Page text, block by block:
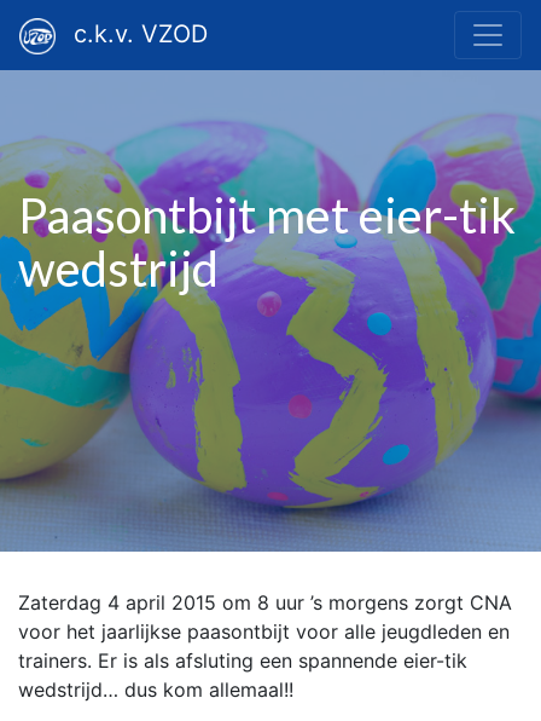
c.k.v. VZOD
Paasontbijt met eier-tik
wedstrijd
Zaterdag 4 april 2015 om 8 uur ’s morgens zorgt CNA
voor het jaarlijkse paasontbijt voor alle jeugdleden en
trainers. Er is als afsluting een spannende eier-tik
wedstrijd… dus kom allemaal!!